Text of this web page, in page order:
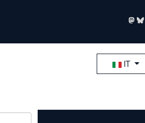
Seleziona la
IT